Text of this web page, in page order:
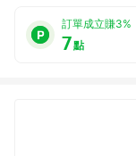
訂單成立賺3%
7點